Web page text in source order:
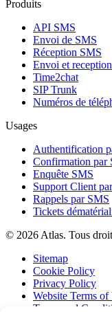
Produits
API SMS
Envoi de SMS
Réception SMS
Envoi et
Time2chat
SIP Trunk
Numéros de
Usages
Authentification
Confirmation par
Enquête SMS
Support Client
Rappels par SMS
Tickets
© 2026 Atlas. Tous
Sitemap
Cookie Policy
Privacy Policy
Website Terms of
Terms and